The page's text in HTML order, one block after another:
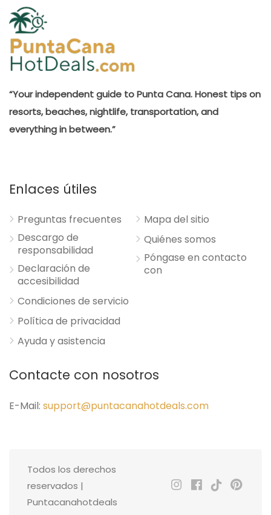
“Your independent guide to Punta Cana. Honest tips on
resorts, beaches, nightlife, transportation, and
everything in between.”
Enlaces útiles
Preguntas frecuentes
Descargo de
responsabilidad
Declaración de
accesibilidad
Condiciones de servicio
Política de privacidad
Ayuda y asistencia
Mapa del sitio
Quiénes somos
Póngase en contacto
con
Contacte con nosotros
E-Mail: support@puntacanahotdeals.com
Todos los derechos
reservados |
Puntacanahotdeals